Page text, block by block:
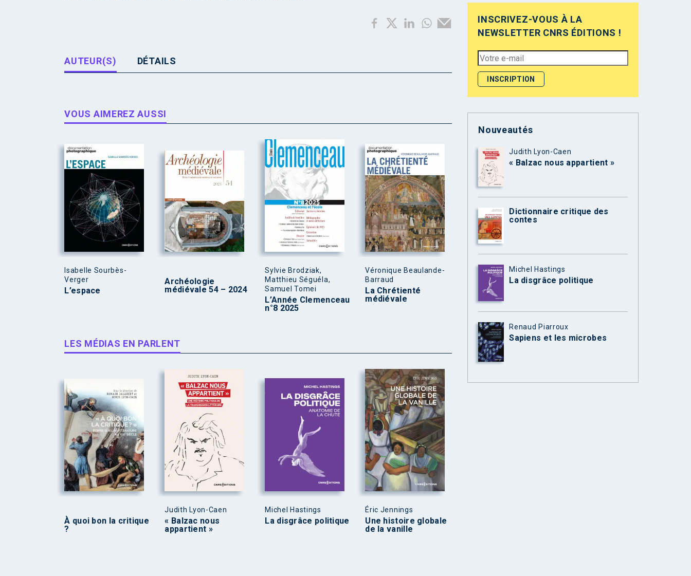
AUTEUR(S) DÉTAILS
VOUS AIMEREZ AUSSI
Isabelle Sourbès-
Verger
L’espace
Archéologie
médiévale 54 – 2024
Sylvie Brodziak,
Matthieu Séguéla,
Samuel Tomei
L’Année Clemenceau
n°8 2025
Véronique Beaulande-
Barraud
La Chrétienté
médiévale
LES MÉDIAS EN PARLENT
À quoi bon la critique
?
Judith Lyon-Caen
« Balzac nous
appartient »
Michel Hastings
La disgrâce politique
Éric Jennings
Une histoire globale
de la vanille
INSCRIVEZ-VOUS À LA
NEWSLETTER CNRS ÉDITIONS !
Nouveautés
Judith Lyon-Caen
« Balzac nous appartient »
Dictionnaire critique des
contes
Michel Hastings
La disgrâce politique
Renaud Piarroux
Sapiens et les microbes